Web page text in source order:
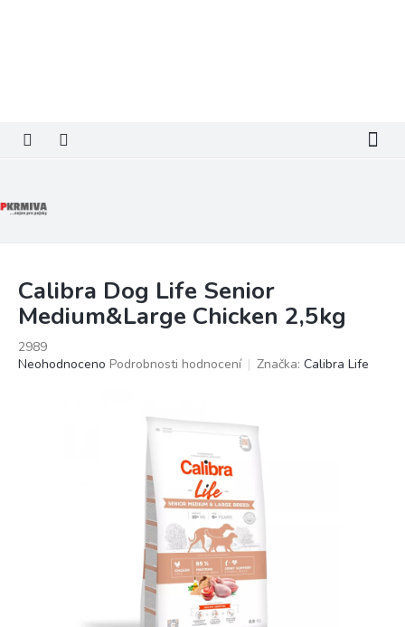
Calibra Dog Life Senior
Medium&Large Chicken 2,5kg
2989
Průměrné
Neohodnoceno Podrobnosti hodnocení Značka: Calibra Life